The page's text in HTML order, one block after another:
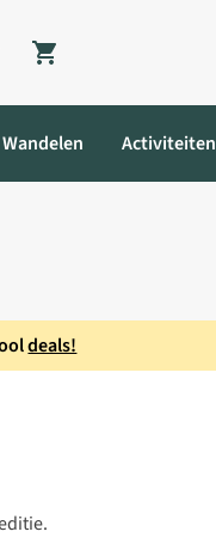
Shopping cart
Wandelen Activiteiten
deals!